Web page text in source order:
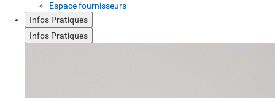
Espace fournisseurs
Infos Pratiques
Infos Pratiques